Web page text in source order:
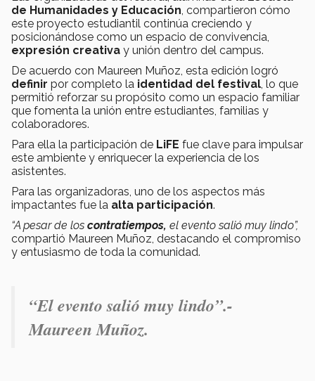
de Humanidades y Educación , compartieron cómo
este proyecto estudiantil continúa creciendo y
posicionándose como un espacio de convivencia,
expresión creativa y unión dentro del campus.
De acuerdo con Maureen Muñoz, esta edición logró
definir por completo la identidad del festival , lo que
permitió reforzar su propósito como un espacio familiar
que fomenta la unión entre estudiantes, familias y
colaboradores.
Para ella la participación de LiFE fue clave para impulsar
este ambiente y enriquecer la experiencia de los
asistentes.
Para las organizadoras, uno de los aspectos más
impactantes fue la alta participación.
“A pesar de los contratiempos, el evento salió muy lindo”,
compartió Maureen Muñoz, destacando el compromiso
y entusiasmo de toda la comunidad.
“El evento salió muy lindo”.-
Maureen Muñoz.